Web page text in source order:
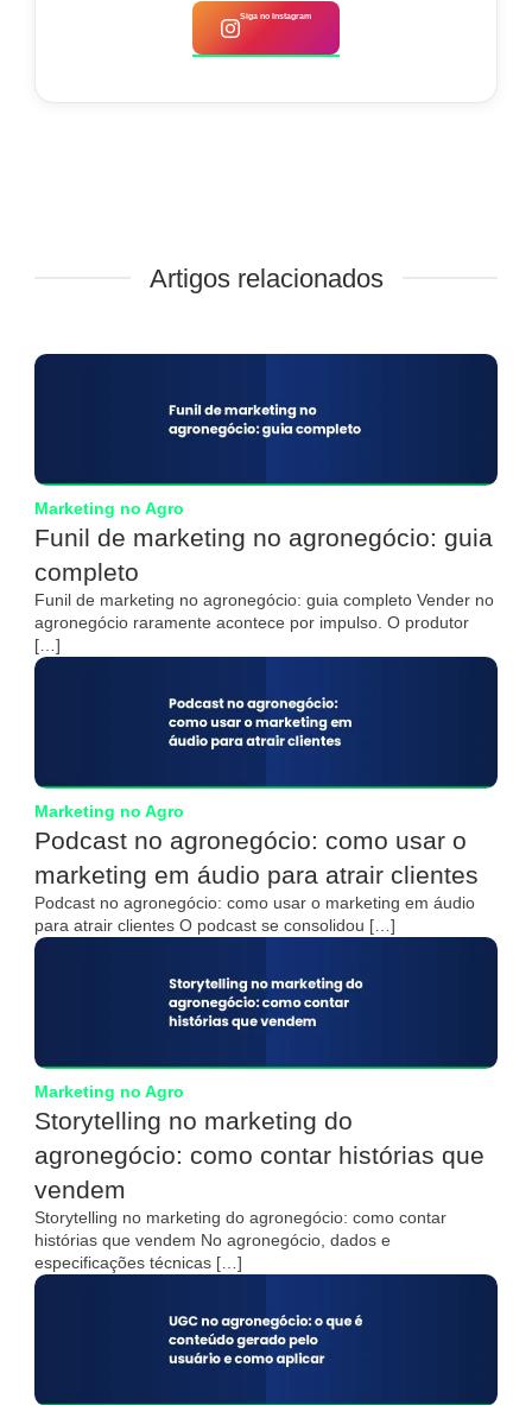
Siga no Instagram
Artigos relacionados
Marketing no Agro
Funil de marketing no agronegócio: guia
completo
Funil de marketing no agronegócio: guia completo Vender no
agronegócio raramente acontece por impulso. O produtor
[…]
Marketing no Agro
Podcast no agronegócio: como usar o
marketing em áudio para atrair clientes
Podcast no agronegócio: como usar o marketing em áudio
para atrair clientes O podcast se consolidou […]
Marketing no Agro
Storytelling no marketing do
agronegócio: como contar histórias que
vendem
Storytelling no marketing do agronegócio: como contar
histórias que vendem No agronegócio, dados e
especificações técnicas […]